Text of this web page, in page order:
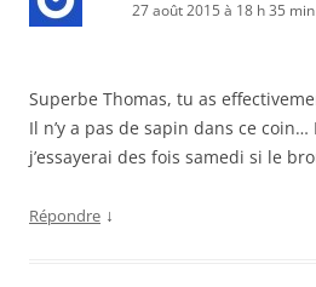
27 août 2015 à 18 h 35 min
Superbe Thomas, tu as
Il n’y a pas de sapin dans ce
j’essayerai des fois samedi si le
Répondre ↓